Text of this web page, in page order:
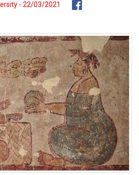
- 22/03/2021